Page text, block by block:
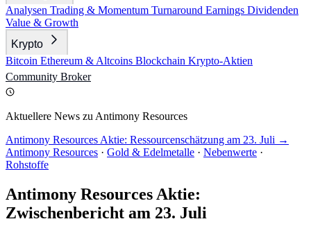
Analysen Trading & Momentum Turnaround Earnings Dividenden
Value & Growth
Krypto
Bitcoin Ethereum & Altcoins Blockchain Krypto-Aktien
Community Broker
Aktuellere News zu Antimony Resources
Antimony Resources Aktie: Ressourcenschätzung am 23. Juli →
Antimony Resources · Gold & Edelmetalle · Nebenwerte ·
Rohstoffe
Antimony Resources Aktie:
Zwischenbericht am 23. Juli